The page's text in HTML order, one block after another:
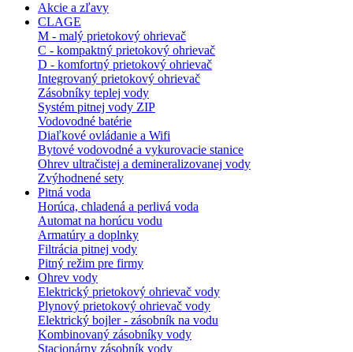
Akcie a zľavy
CLAGE
M - malý prietokový ohrievač
C - kompaktný prietokový ohrievač
D - komfortný prietokový ohrievač
Integrovaný prietokový ohrievač
Zásobníky teplej vody
Systém pitnej vody ZIP
Vodovodné batérie
Diaľkové ovládanie a Wifi
Bytové vodovodné a vykurovacie stanice
Ohrev ultračistej a demineralizovanej vody
Zvýhodnené sety
Pitná voda
Horúca, chladená a perlivá voda
Automat na horúcu vodu
Armatúry a doplnky
Filtrácia pitnej vody
Pitný režim pre firmy
Ohrev vody
Elektrický prietokový ohrievač vody
Plynový prietokový ohrievač vody
Elektrický bojler - zásobník na vodu
Kombinovaný zásobníky vody
Stacionárny zásobník vody